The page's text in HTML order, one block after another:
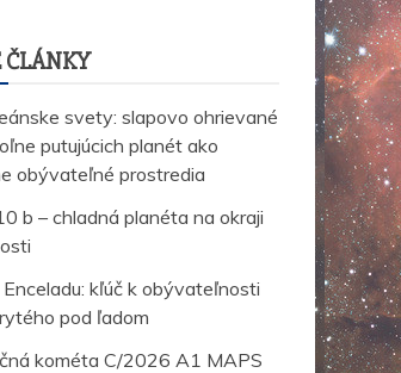
ČLÁNKY
svety: slapovo ohrievané
putujúcich planét ako
obývateľné prostredia
b – chladná planéta na okraji
kľúč k obývateľnosti
pod ľadom
kométa C/2026 A1 MAPS